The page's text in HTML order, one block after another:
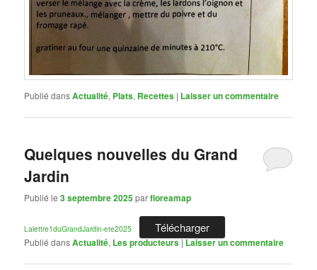
Publié dansActualité, Plats, Recettes | Laisser un commentaire
Quelques nouvelles du Grand
Jardin
Publié le3 septembre 2025parfloreamap
Lalettre1duGrandJardin-ete2025 Télécharger
Publié dansActualité, Les producteurs|Laisser un commentaire